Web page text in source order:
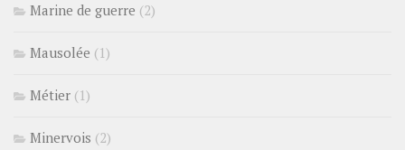
Marine de guerre (2)
Mausolée (1)
Métier (1)
Minervois (2)